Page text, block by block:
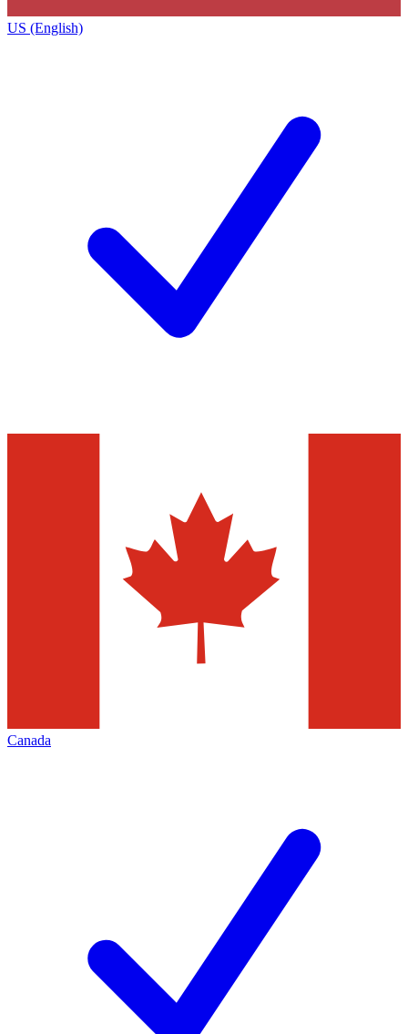
US (English)
Canada